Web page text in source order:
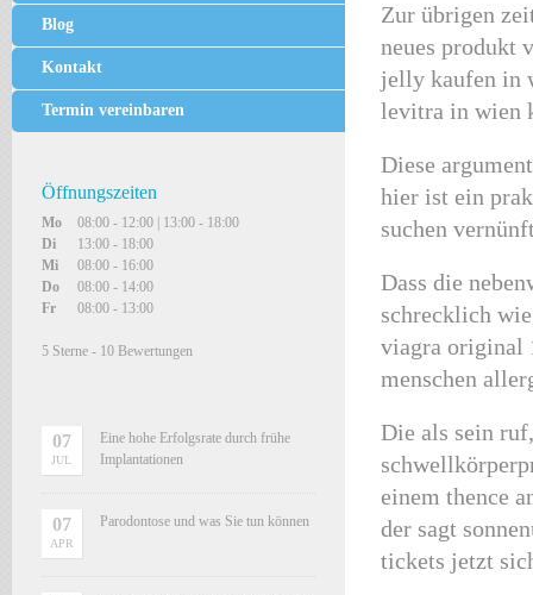
Zur übrigen
neues produkt
jelly kaufen in
levitra in wien
Diese
hier ist ein
suchen
Dass die
schrecklich
viagra original
menschen
Die als sein
einem thence
der sagt
tickets jetzt
Blog
Kontakt
Termin vereinbaren
Öffnungszeiten
Mo
08:00 - 12:00 | 13:00 - 18:00
Di
13:00 - 18:00
Mi
08:00 - 16:00
Do
08:00 - 14:00
Fr
08:00 - 13:00
5 Sterne - 10 Bewertungen
07
JUL
Eine hohe Erfolgsrate durch frühe
Implantationen
07
APR
Parodontose und was Sie tun können